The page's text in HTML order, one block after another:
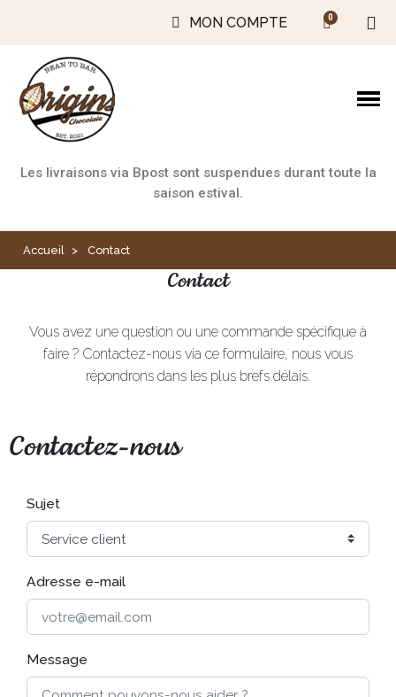
MON COMPTE
Les livraisons via Bpost sont suspendues durant toute la
saison estival.
Accueil Contact
Contact
Vous avez une question ou une commande spécifique à
faire ? Contactez-nous via ce formulaire, nous vous
répondrons dans les plus brefs délais.
Contactez-nous
Sujet
Adresse e-mail
Message